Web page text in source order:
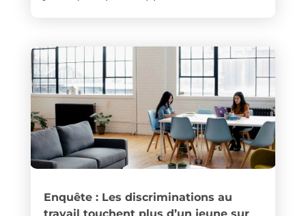
Enquête : Les discriminations au